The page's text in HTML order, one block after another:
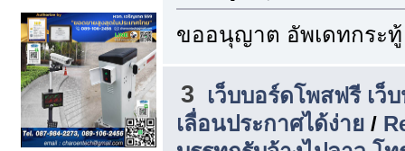
ขออนุญาต อัพเดทกระทู้
3
เว็บบอร์ดโพสฟรี เว็
เลื่อนประกาศได้ง่าย/